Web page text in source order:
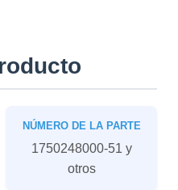
NÚMERO DE LA PARTE
1750248000-51 y
otros